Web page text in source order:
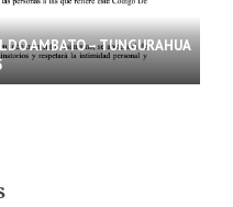
AMBATO – TUNGURAHUA